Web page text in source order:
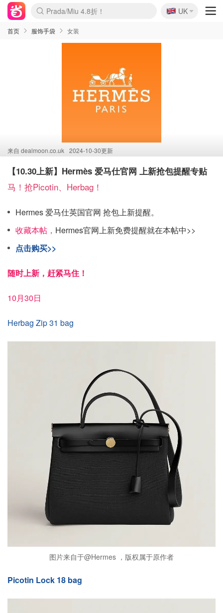
麦卢卡蜂蜜夏促！个位数！
Prada/Miu 4.8折！
啥？必胜客披萨5折！
🇬🇧
UK
首页 服饰手袋 女装
来自 dealmoon.co.uk 2024-10-30更新
【10.30上新】Hermès 爱马仕官网 上新抢包提醒专贴
马！抢Picotin、Herbag！
Hermes 爱马仕英国官网 抢包上新提醒。
收藏本帖， Hermes官网上新免费提醒就在本帖中>>
点击购买>>
随时上新，赶紧马住！
10月30日
Herbag Zip 31 bag
图片来自于@Hermes ，版权属于原作者
Picotin Lock 18 bag